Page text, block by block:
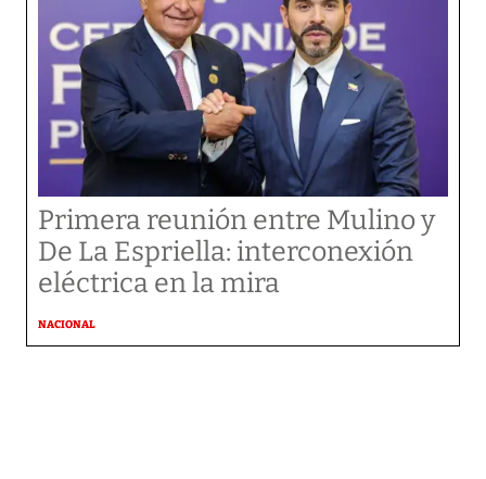
Primera reunión entre Mulino y
De La Espriella: interconexión
eléctrica en la mira
NACIONAL